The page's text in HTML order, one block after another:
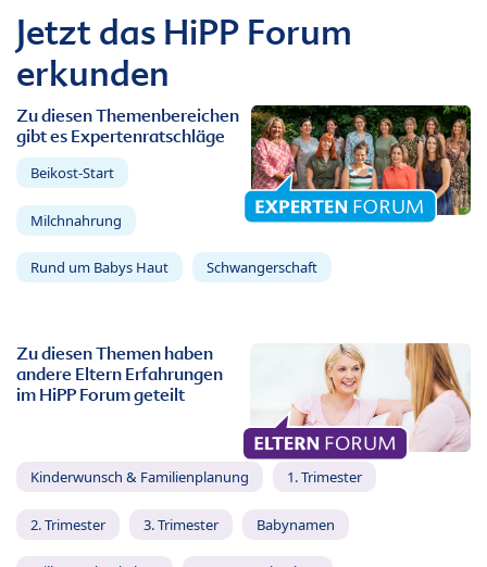
Jetzt das HiPP Forum
erkunden
Zu diesen Themenbereichen
gibt es Expertenratschläge
Beikost-Start
Milchnahrung
Rund um Babys Haut Schwangerschaft
Zu diesen Themen haben
andere Eltern Erfahrungen
im HiPP Forum geteilt
Kinderwunsch & Familienplanung 1. Trimester
2. Trimester 3. Trimester Babynamen